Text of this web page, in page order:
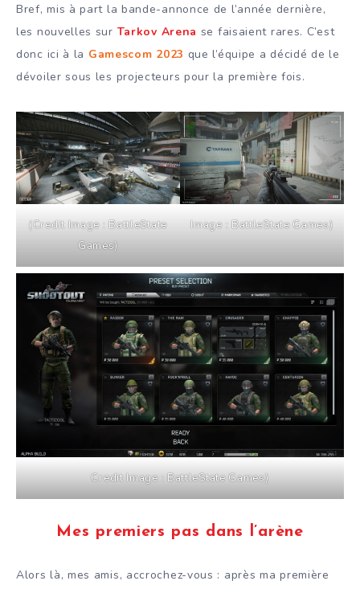
Bref, mis à part la bande-annonce de l’année dernière,
les nouvelles sur Tarkov Arena se faisaient rares. C’est
donc ici à la Gamescom 2023 que l’équipe a décidé de le
dévoiler sous les projecteurs pour la première fois.
(Credit Image : BattleState
Games)
Image : BattleState Games)
Credit Image : BattleState Games)
Mes premiers pas dans l’arène
Alors là, mes amis, accrochez-vous : après ma première